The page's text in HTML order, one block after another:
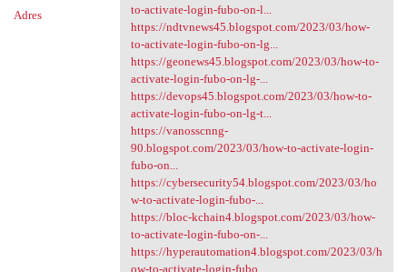
Adres
to-activate-login-fubo-on-l...
https://ndtvnews45.blogspot.com/2023/03/how-
to-activate-login-fubo-on-lg...
https://geonews45.blogspot.com/2023/03/how-to-
activate-login-fubo-on-lg-...
https://devops45.blogspot.com/2023/03/how-to-
activate-login-fubo-on-lg-t...
https://vanosscnng-
90.blogspot.com/2023/03/how-to-activate-login-
fubo-on...
https://cybersecurity54.blogspot.com/2023/03/ho
w-to-activate-login-fubo-...
https://bloc-kchain4.blogspot.com/2023/03/how-
to-activate-login-fubo-on-...
https://hyperautomation4.blogspot.com/2023/03/h
ow-to-activate-login-fubo...